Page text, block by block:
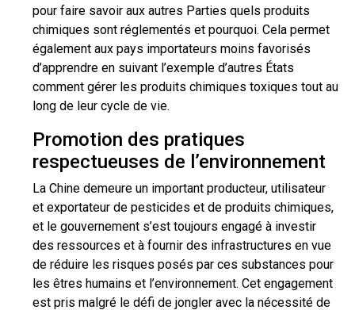
pour faire savoir aux autres Parties quels produits
chimiques sont réglementés et pourquoi. Cela permet
également aux pays importateurs moins favorisés
d’apprendre en suivant l’exemple d’autres États
comment gérer les produits chimiques toxiques tout au
long de leur cycle de vie.
Promotion des pratiques
respectueuses de l’environnement
La Chine demeure un important producteur, utilisateur
et exportateur de pesticides et de produits chimiques,
et le gouvernement s’est toujours engagé à investir
des ressources et à fournir des infrastructures en vue
de réduire les risques posés par ces substances pour
les êtres humains et l’environnement. Cet engagement
est pris malgré le défi de jongler avec la nécessité de